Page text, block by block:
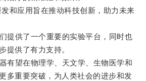
应用旨在推动科技创新，助力未来
供了一个重要的实验平台，同时也
提供了有力支持。
望在物理学、天文学、生物医学和
多重要突破，为人类社会的进步和发